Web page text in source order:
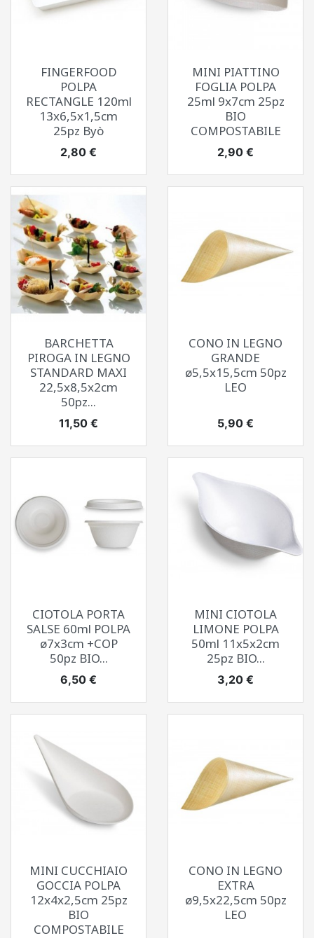
FINGERFOOD
POLPA
RECTANGLE 120ml
13x6,5x1,5cm
25pz Byò
Prezzo
2,80 €
MINI PIATTINO
FOGLIA POLPA
25ml 9x7cm 25pz
BIO
COMPOSTABILE
Prezzo
2,90 €
BARCHETTA
PIROGA IN LEGNO
STANDARD MAXI
22,5x8,5x2cm
50pz...
Prezzo
11,50 €
CONO IN LEGNO
GRANDE
ø5,5x15,5cm 50pz
LEO
Prezzo
5,90 €
CIOTOLA PORTA
SALSE 60ml POLPA
ø7x3cm +COP
50pz BIO...
Prezzo
6,50 €
MINI CIOTOLA
LIMONE POLPA
50ml 11x5x2cm
25pz BIO...
Prezzo
3,20 €
MINI CUCCHIAIO
GOCCIA POLPA
12x4x2,5cm 25pz
BIO
COMPOSTABILE
CONO IN LEGNO
EXTRA
ø9,5x22,5cm 50pz
LEO